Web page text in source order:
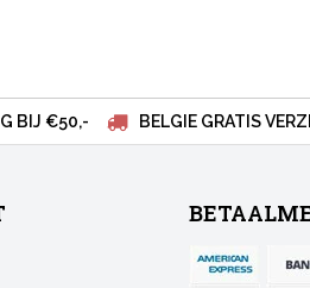
BIJ €50,- BELGIE GRATIS